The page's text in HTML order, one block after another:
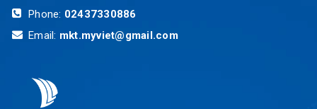
Phone: 02437330886
Email: mkt.myviet@gmail.com